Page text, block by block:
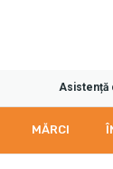
Asistență
MĂRCI